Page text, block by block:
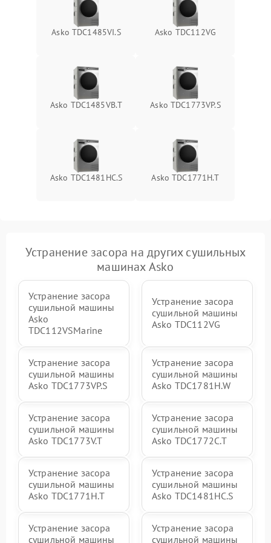
Asko TDC1485VI.S Asko TDC112VG
Asko TDC1485VB.T Asko TDC1773VP.S
Asko TDC1481HC.S Asko TDC1771H.T
Устранение засора на других сушильных
машинах Asko
Устранение засора
сушильной машины
Asko
TDC112VSMarine
Устранение засора
сушильной машины
Asko TDC112VG
Устранение засора
сушильной машины
Asko TDC1773VP.S
Устранение засора
сушильной машины
Asko TDC1781H.W
Устранение засора
сушильной машины
Asko TDC1773V.T
Устранение засора
сушильной машины
Asko TDC1772C.T
Устранение засора
сушильной машины
Asko TDC1771H.T
Устранение засора
сушильной машины
Asko TDC1481HC.S
Устранение засора
сушильной машины
Устранение засора
сушильной машины